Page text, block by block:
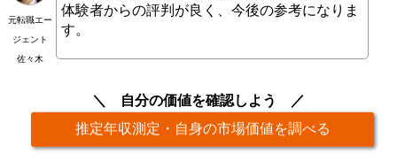
元転職エー
ジェント
佐々木
体験者からの評判が良く、今後の参考になりま
す。
自分の価値を確認しよう
推定年収測定・自身の市場価値を調べる